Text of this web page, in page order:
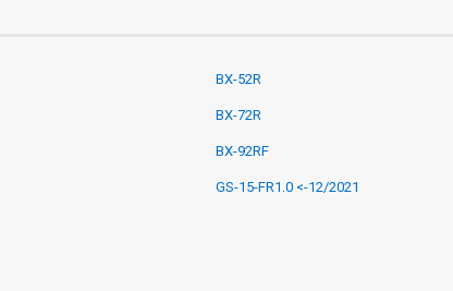
BX-52R
BX-72R
BX-92RF
GS-15-FR1.0 <-12/2021